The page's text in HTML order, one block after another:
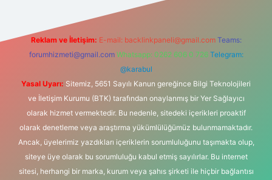
Reklam ve İletişim: E-mail: backlinkpaneli@gmail.com Teams:
forumhizmeti@gmail.com Whatsapp: 0262 606 0 726 Telegram:
@karabul
Yasal Uyarı: Sitemiz, 5651 Sayılı Kanun gereğince Bilgi Teknolojileri
ve İletişim Kurumu (BTK) tarafından onaylanmış bir Yer Sağlayıcı
olarak hizmet vermektedir. Bu nedenle, sitedeki içerikleri proaktif
olarak denetleme veya araştırma yükümlülüğümüz bulunmamaktadır.
Ancak, üyelerimiz yazdıkları içeriklerin sorumluluğunu taşımakta olup,
siteye üye olarak bu sorumluluğu kabul etmiş sayılırlar. Bu internet
sitesi, herhangi bir marka, kurum veya şahıs şirketi ile hiçbir bağlantısı